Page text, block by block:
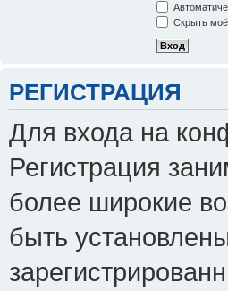
Скрыть моё
РЕГИСТРАЦИЯ
Для входа на
Регистрация
более широкие
быть